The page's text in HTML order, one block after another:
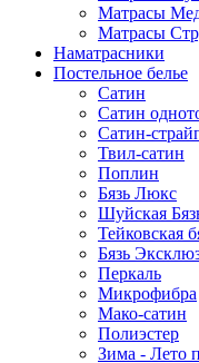
Матрасы
Матрасы
Наматрасники
Постельное белье
Сатин
Сатин
Сатин-
Твил-сатин
Поплин
Бязь Люкс
Шуйская
Тейковская
Бязь
Перкаль
Микрофибра
Мако-сатин
Полиэстер
Зима - Лето